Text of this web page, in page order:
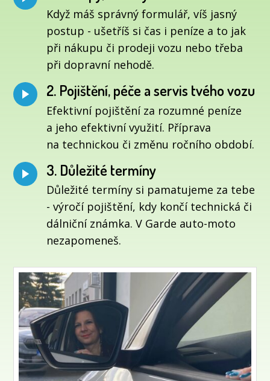
Když máš správný formulář, víš jasný
postup - ušetříš si čas i peníze a to jak
při nákupu či prodeji vozu nebo třeba
při dopravní nehodě.
2. Pojištění, péče a servis tvého vozu
Efektivní pojištění za rozumné peníze
a jeho efektivní využití. Příprava
na technickou či změnu ročního období.
3. Důležité termíny
Důležité termíny si pamatujeme za tebe
- výročí pojištění, kdy končí technická či
dálniční známka. V Garde auto-moto
nezapomeneš.